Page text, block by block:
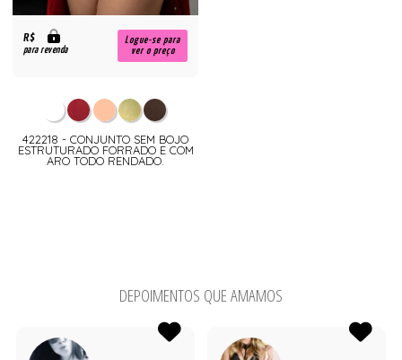
R$
para revenda
Logue-se para
ver o preço
422218 - CONJUNTO SEM BOJO
ESTRUTURADO FORRADO E COM
ARO TODO RENDADO.
DEPOIMENTOS QUE AMAMOS